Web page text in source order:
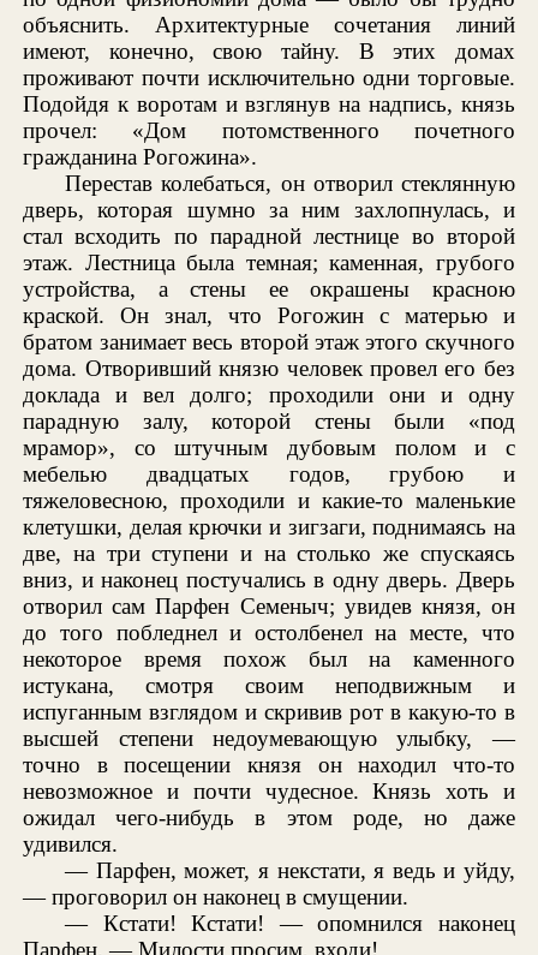
объяснить. Архитектурные сочетания линий
имеют, конечно, свою тайну. В этих домах
проживают почти исключительно одни торговые.
Подойдя к воротам и взглянув на надпись, князь
прочел: «Дом потомственного почетного
гражданина Рогожина».
Перестав колебаться, он отворил стеклянную
дверь, которая шумно за ним захлопнулась, и
стал всходить по парадной лестнице во второй
этаж. Лестница была темная; каменная, грубого
устройства, а стены ее окрашены красною
краской. Он знал, что Рогожин с матерью и
братом занимает весь второй этаж этого скучного
дома. Отворивший князю человек провел его без
доклада и вел долго; проходили они и одну
парадную залу, которой стены были «под
мрамор», со штучным дубовым полом и с
мебелью двадцатых годов, грубою и
тяжеловесною, проходили и какие-то маленькие
клетушки, делая крючки и зигзаги, поднимаясь на
две, на три ступени и на столько же спускаясь
вниз, и наконец постучались в одну дверь. Дверь
отворил сам Парфен Семеныч; увидев князя, он
до того побледнел и остолбенел на месте, что
некоторое время похож был на каменного
истукана, смотря своим неподвижным и
испуганным взглядом и скривив рот в какую-то в
высшей степени недоумевающую улыбку, —
точно в посещении князя он находил что-то
невозможное и почти чудесное. Князь хоть и
ожидал чего-нибудь в этом роде, но даже
удивился.
— Парфен, может, я некстати, я ведь и уйду,
— проговорил он наконец в смущении.
— Кстати! Кстати! — опомнился наконец
Парфен. — Милости просим, входи!